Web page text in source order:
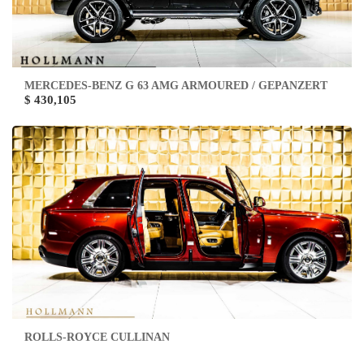
MERCEDES-BENZ G 63 AMG ARMOURED / GEPANZERT
$ 430,105
ROLLS-ROYCE CULLINAN